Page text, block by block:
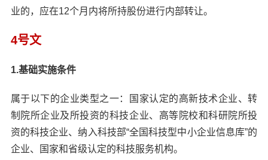
业的，应在12个月内将所持股份进行内部转让。
4号文
1.基础实施条件
属于以下的企业类型之一：国家认定的高新技术企业、转
制院所企业及所投资的科技企业、高等院校和科研院所投
资的科技企业、纳入科技部“全国科技型中小企业信息库”的
企业、国家和省级认定的科技服务机构。